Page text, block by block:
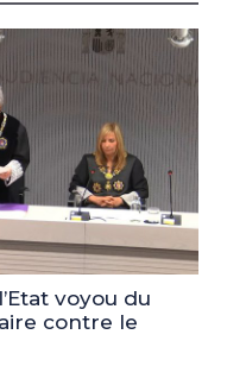
voyou du
contre le